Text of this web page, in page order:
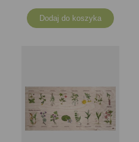
Dodaj do koszyka